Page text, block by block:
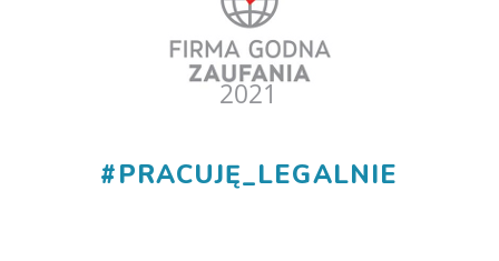
#PRACUJĘ_LEGALNIE